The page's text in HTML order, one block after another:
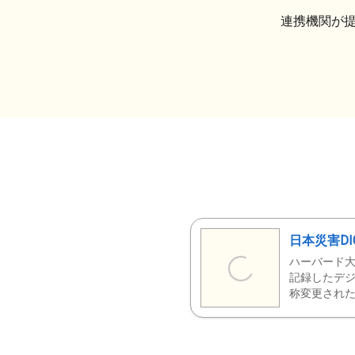
連携機関が
日本災害
ハーバード
記録したデ
称変更された